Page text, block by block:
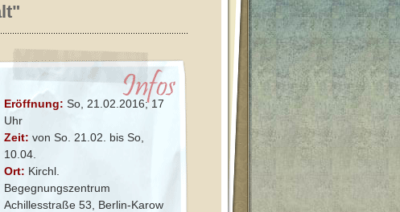
Eröffnung: So, 21.02.2016; 17
Uhr
Zeit: von So. 21.02. bis So,
10.04.
Ort: Kirchl.
Begegnungszentrum
Achillesstraße 53, Berlin-Karow